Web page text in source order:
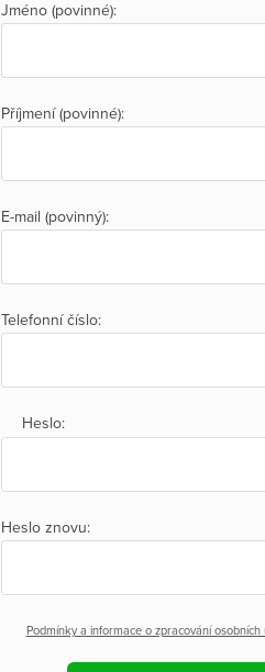
Jméno (povinné):
Příjmení (povinné):
E-mail (povinný):
Telefonní číslo:
Heslo:
Heslo znovu:
Podmínky a informace o zpracování osobních